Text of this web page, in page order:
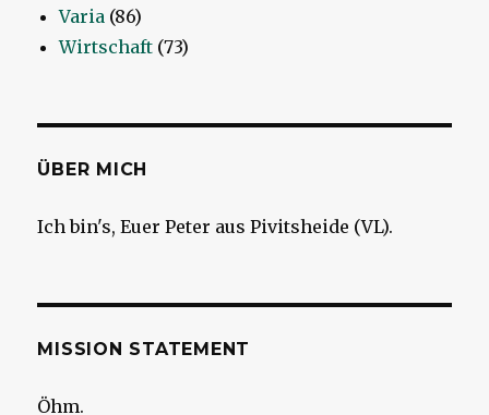
Varia (86)
Wirtschaft (73)
ÜBER MICH
Ich bin's, Euer Peter aus Pivitsheide (VL).
MISSION STATEMENT
Öhm.